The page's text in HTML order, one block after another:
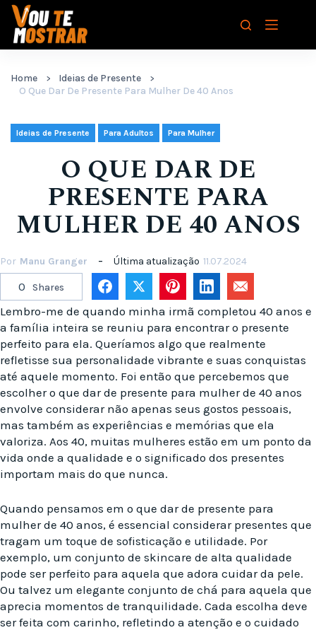
Pular
para
Home
Ideias de Presente
O Que Dar De Presente Para Mulher De 40 Anos
Ideias de Presente Para Adultos Para Mulher
O QUE DAR DE
PRESENTE PARA
MULHER DE 40 ANOS
Por Manu Granger Última atualização 11.07.2024
0 Shares
Lembro-me de quando minha irmã completou 40 anos e
a família inteira se reuniu para encontrar o presente
perfeito para ela. Queríamos algo que realmente
refletisse sua personalidade vibrante e suas conquistas
até aquele momento. Foi então que percebemos que
escolher o que dar de presente para mulher de 40 anos
envolve considerar não apenas seus gostos pessoais,
mas também as experiências e memórias que ela
valoriza. Aos 40, muitas mulheres estão em um ponto da
vida onde a qualidade e o significado dos presentes
importam mais do que nunca.
Quando pensamos em o que dar de presente para
mulher de 40 anos, é essencial considerar presentes que
tragam um toque de sofisticação e utilidade. Por
exemplo, um conjunto de skincare de alta qualidade
pode ser perfeito para aquela que adora cuidar da pele.
Ou talvez um elegante conjunto de chá para aquela que
aprecia momentos de tranquilidade. Cada escolha deve
ser feita com carinho, refletindo a atenção e o cuidado